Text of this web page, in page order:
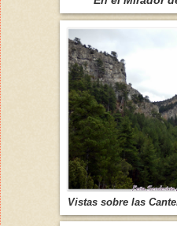
Vistas sobre las